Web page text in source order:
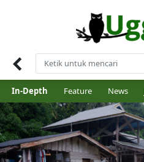
In-Depth Feature News